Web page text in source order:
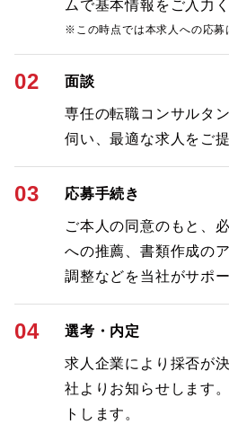
ムで基本情報をご入力
※この時点では本求人への応募
02 面談
専任の転職コンサルタ
伺い、最適な求人をご
03 応募手続き
ご本人の同意のもと、
への推薦、書類作成の
調整などを当社がサポ
04 選考・内定
求人企業により採否が
社よりお知らせします
トします。